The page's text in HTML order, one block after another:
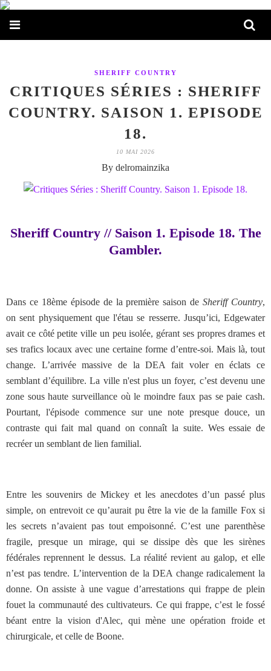
SHERIFF COUNTRY
CRITIQUES SÉRIES : SHERIFF
COUNTRY. SAISON 1. EPISODE
18.
10 MAI 2026
By delromainzika
Sheriff Country // Saison 1. Episode 18. The
Gambler.
Dans ce 18ème épisode de la première saison deSheriff Country,
on sent physiquement que l'étau se resserre. Jusqu’ici, Edgewater
avait ce côté petite ville un peu isolée, gérant ses propres drames et
ses trafics locaux avec une certaine forme d’entre-soi. Mais là, tout
change. L’arrivée massive de la DEA fait voler en éclats ce
semblant d’équilibre. La ville n'est plus un foyer, c’est devenu une
zone sous haute surveillance où le moindre faux pas se paie cash.
Pourtant, l'épisode commence sur une note presque douce, un
contraste qui fait mal quand on connaît la suite. Wes essaie de
recréer un semblant de lien familial.
Entre les souvenirs de Mickey et les anecdotes d’un passé plus
simple, on entrevoit ce qu’aurait pu être la vie de la famille Fox si
les secrets n’avaient pas tout empoisonné. C’est une parenthèse
fragile, presque un mirage, qui se dissipe dès que les sirènes
fédérales reprennent le dessus. La réalité revient au galop, et elle
n’est pas tendre. L’intervention de la DEA change radicalement la
donne. On assiste à une vague d’arrestations qui frappe de plein
fouet la communauté des cultivateurs. Ce qui frappe, c’est le fossé
béant entre la vision d'Alec, qui mène une opération froide et
chirurgicale, et celle de Boone.